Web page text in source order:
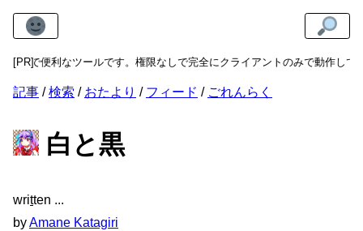
[PR]
ールです。権限なしで完全にクライアントのみで動作して、あなたのプ
記事 検索 おたより フィード ごれんらく
白と黒
written
byAmane Katagiri